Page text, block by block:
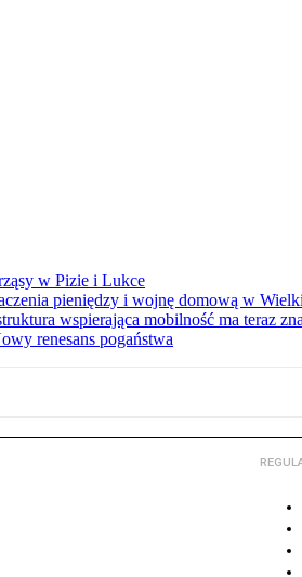
w Pizie i Lukce
pieniędzy i wojnę domową w
wspierająca mobilność ma teraz
renesans pogaństwa